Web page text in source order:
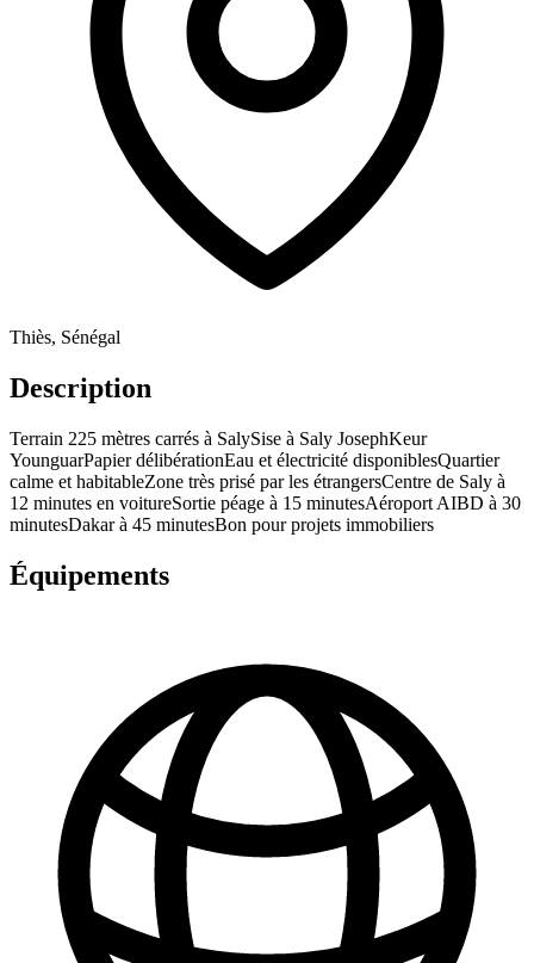
Thiès, Sénégal
Description
Terrain 225 mètres carrés à SalySise à Saly JosephKeur
YounguarPapier délibérationEau et électricité disponiblesQuartier
calme et habitableZone très prisé par les étrangersCentre de Saly à
12 minutes en voitureSortie péage à 15 minutesAéroport AIBD à 30
minutesDakar à 45 minutesBon pour projets immobiliers
Équipements